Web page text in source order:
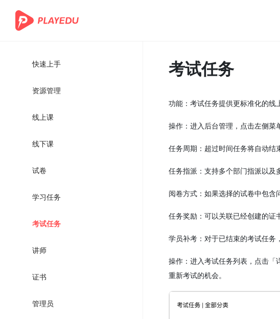
快速上手
资源管理
线上课
线下课
试卷
学习任务
考试任务
讲师
证书
管理员
考试任务
功能：考试任务提供更标准化的线
操作：进入后台管理，点击左侧菜
任务周期：超过时间任务将自动结
任务指派：支持多个部门指派以及
阅卷方式：如果选择的试卷中包含
任务奖励：可以关联已经创建的证
学员补考：对于已结束的考试任务
操作：进入考试任务列表，点击「
重新考试的机会。